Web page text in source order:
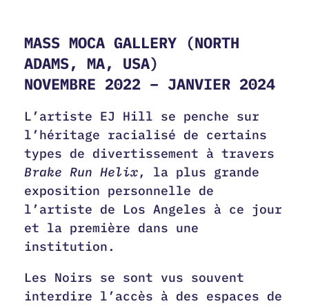
MASS MOCA GALLERY (NORTH
ADAMS, MA, USA)
NOVEMBRE 2022 – JANVIER 2024
L’artiste EJ Hill se penche sur
l’héritage racialisé de certains
types de divertissement à travers
Brake Run Helix, la plus grande
exposition personnelle de
l’artiste de Los Angeles à ce jour
et la première dans une
institution.
Les Noirs se sont vus souvent
interdire l’accès à des espaces de